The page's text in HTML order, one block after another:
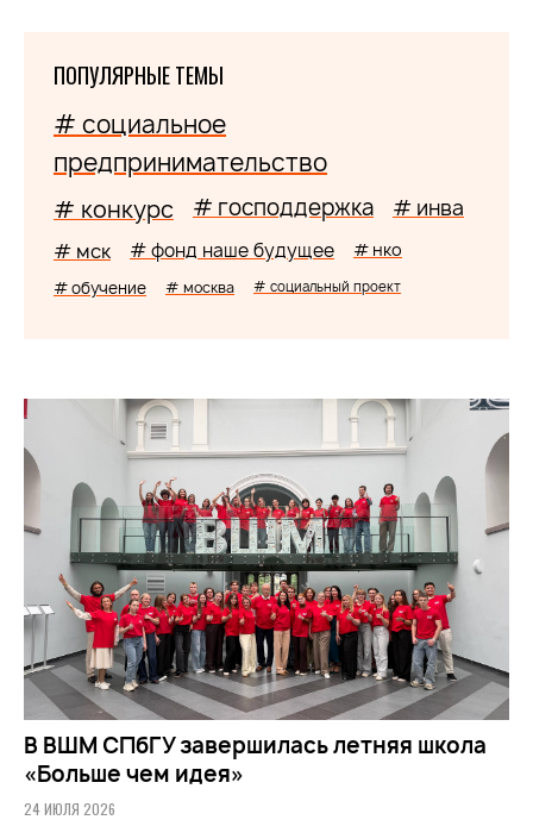
ПОПУЛЯРНЫЕ ТЕМЫ
# социальное
предпринимательство
# конкурс # господдержка # инва
# мск # фонд наше будущее # нко
# обучение # москва # социальный проект
В ВШМ СПбГУ завершилась летняя школа
«Больше чем идея»
24 ИЮЛЯ 2026